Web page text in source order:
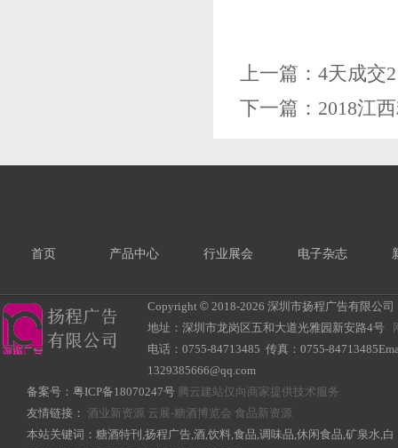
上一篇： 4天成交
下一篇： 2018江
首页 产品中心 行业展会 电子杂志
Copyright © 2018-2026 深圳市扬程广告有限公
地址：深圳市龙岗区五和大道光雅园新安路4号
电话：0755-84713485 传真：0755-
1329385666@qq.com
备案号： 粤ICP备18070247号 腾云建站仅向商家提供技术服务
友情链接： 酒业新资源 云展-糖酒博览会 食品新资源
本站关键词：糖酒特刊,扬程广告,酒,饮料,食品,调味品,休闲食品,矿泉水,白